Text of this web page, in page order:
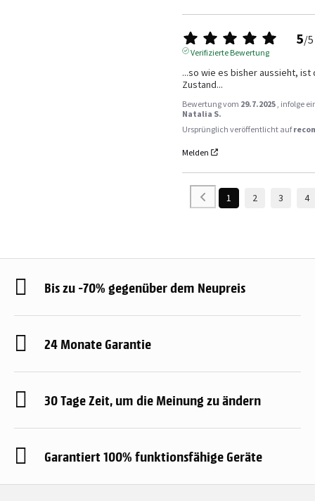
5/5
Verifizierte Bewertung
...so wie es bisher aussieht, ist
Zustand...
Bewertung vom 29.7.2025 , infolge
Natalia S.
Ursprünglich veröffentlicht auf
Melden
1 2 3 4
Bis zu -70% gegenüber dem Neupreis
24 Monate Garantie
30 Tage Zeit, um die Meinung zu ändern
Garantiert 100% funktionsfähige Geräte